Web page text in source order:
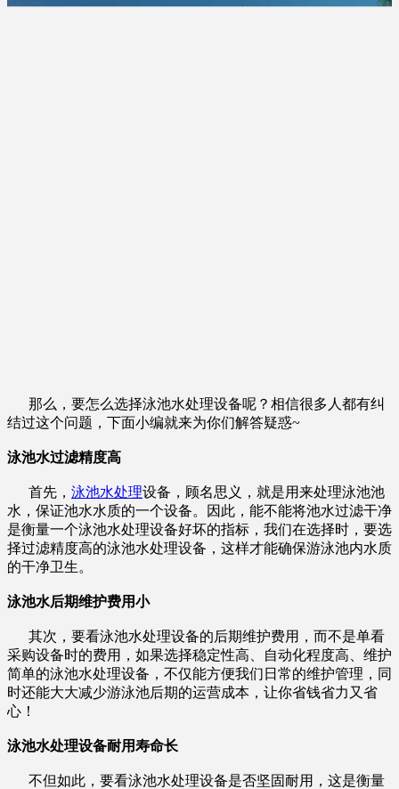
那么，要怎么选择泳池水处理设备呢？相信很多人都有纠
结过这个问题，下面小编就来为你们解答疑惑~
泳池水过滤精度高
首先， 泳池水处理设备，顾名思义，就是用来处理泳池池
水，保证池水水质的一个设备。因此，能不能将池水过滤干净
是衡量一个泳池水处理设备好坏的指标，我们在选择时，要选
择过滤精度高的泳池水处理设备，这样才能确保游泳池内水质
的干净卫生。
泳池水后期维护费用小
其次，要看泳池水处理设备的后期维护费用，而不是单看
采购设备时的费用，如果选择稳定性高、自动化程度高、维护
简单的泳池水处理设备，不仅能方便我们日常的维护管理，同
时还能大大减少游泳池后期的运营成本，让你省钱省力又省
心！
泳池水处理设备耐用寿命长
不但如此，要看泳池水处理设备是否坚固耐用，这是衡量